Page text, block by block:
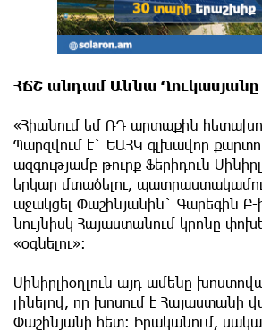
ՀՃՇ անդամ Աննա Ղուկասյանը
«Հիանում եմ ՌԴ արտաքին
Պարզվում է` ԵԱՀԿ գլխավոր
ազգությամբ թուրք Ֆերիդուն
երկար մտածելու,
աջակցել Փաշինյանին` Գարեգին Բ-
նույնիսկ Հայաստանում կրոնը
«օգնելու»:
Սինիրլիօղլուն այդ ամենը
լինելով, որ խոսում է Հայաստանի
Փաշինյանի հետ։ Իրականում,